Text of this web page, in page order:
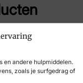
en andere hulpmiddelen.
zoals je surfgedrag of